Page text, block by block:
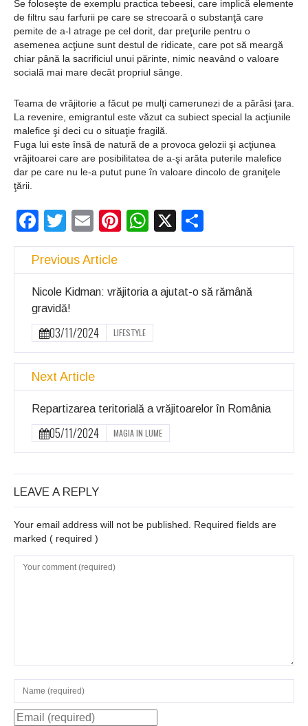
Se foloseşte de exemplu practica tebeesi, care implică elemente
de filtru sau farfurii pe care se strecoară o substanţă care
pemite de a-l atrage pe cel dorit, dar preţurile pentru o
asemenea acţiune sunt destul de ridicate, care pot să meargă
chiar până la sacrificiul unui părinte, nimic neavând o valoare
socială mai mare decât propriul sânge.
Teama de vrăjitorie a făcut pe mulţi camerunezi de a părăsi ţara.
La revenire, emigrantul este văzut ca subiect special la acţiunile
malefice şi deci cu o situaţie fragilă.
Fuga lui este însă de natură de a provoca gelozii şi acţiunea
vrăjitoarei care are posibilitatea de a-şi arăta puterile malefice
dar pe care nu le-a putut pune în valoare dincolo de graniţele
ţării.
Facebook
Twitter
EmailPinterest
WhatsApp
X
Previous Article
Nicole Kidman: vrăjitoria a ajutat-o să rămână
gravidă!
03/11/2024 LIFESTYLE
Next Article
Repartizarea teritorială a vrăjitoarelor în România
05/11/2024 MAGIA IN LUME
LEAVE A REPLY
Your email address will not be published. Required fields are
marked ( required )